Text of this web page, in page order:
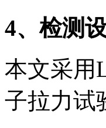
4、检测
本文采用
子拉力试